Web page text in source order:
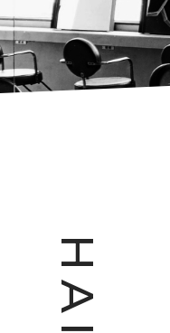
H
A